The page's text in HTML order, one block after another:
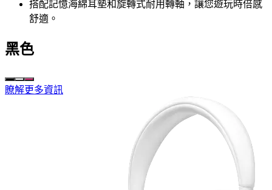
搭配記憶海綿耳墊和旋轉式耐用轉軸，讓您遊玩時倍感
舒適。
黑色
瞭解更多資訊